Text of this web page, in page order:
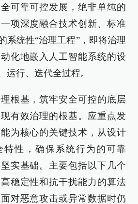
可靠可控发展，绝非单纯的
项深度融合技术创新、标准
系统性“治理工程”，即将治理
化地嵌入人工智能系统的设
运行、迭代全过程。
根基，筑牢安全可控的底层
有效治理的根基。应重点发
为核心的关键技术，从设计
特性，确保系统行为的可靠
实基础。主要包括以下几个
稳定性和抗干扰能力的算法
对恶意攻击或异常数据时仍